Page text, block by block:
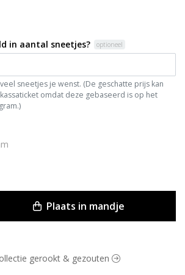
in aantal sneetjes? optioneel
sneetjes je wenst. (De geschatte prijs kan
omdat deze gebaseerd is op het
Plaats in mandje
gerookt & gezouten